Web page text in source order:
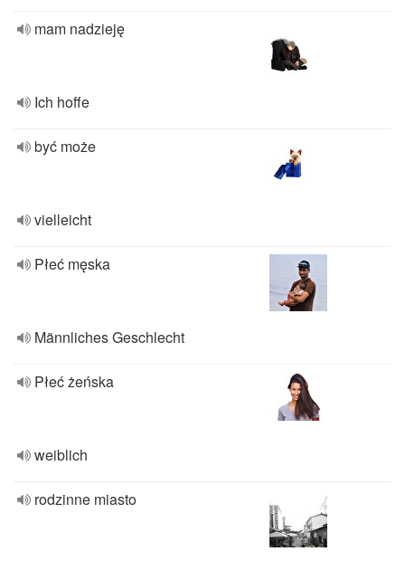
mam nadzieję
Ich hoffe
być może
vielleicht
Płeć męska
Männliches Geschlecht
Płeć żeńska
weiblich
rodzinne miasto